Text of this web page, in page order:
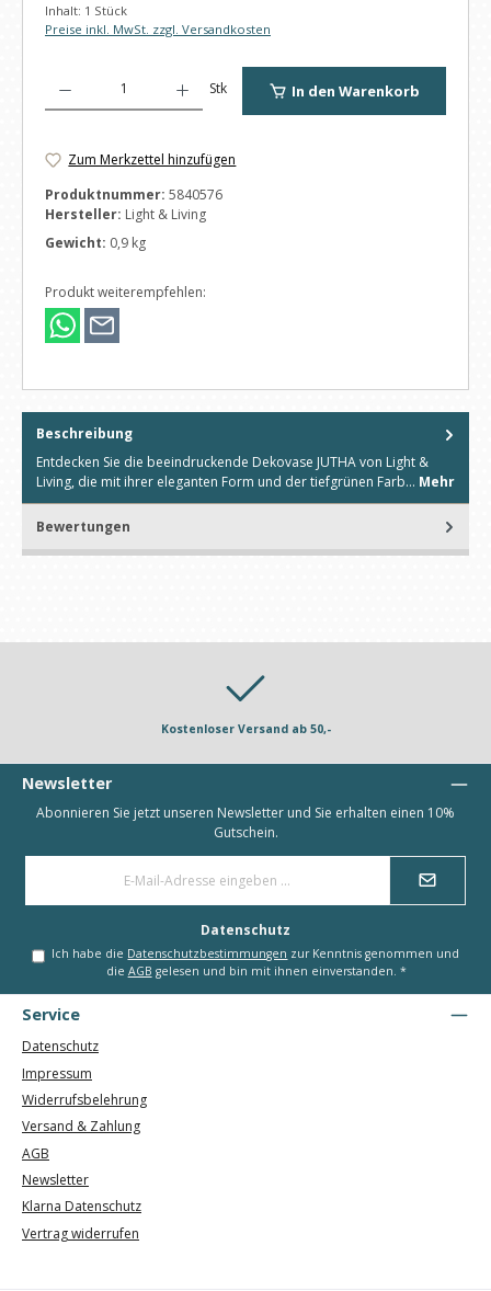
Inhalt: 1 Stück
Preise inkl. MwSt. zzgl. Versandkosten
Stk In den Warenkorb
Zum Merkzettel hinzufügen
Produktnummer: 5840576
Hersteller: Light & Living
Gewicht: 0,9 kg
Produkt weiterempfehlen:
Beschreibung
Entdecken Sie die beeindruckende Dekovase JUTHA von Light &
Living, die mit ihrer eleganten Form und der tiefgrünen Farb… Mehr
Bewertungen
Kostenloser Versand ab 50,-
Newsletter
Abonnieren Sie jetzt unseren Newsletter und Sie erhalten einen 10%
Gutschein.
Datenschutz
Ich habe die Datenschutzbestimmungen zur Kenntnis genommen und
die AGB gelesen und bin mit ihnen einverstanden. *
Service
Datenschutz
Impressum
Widerrufsbelehrung
Versand & Zahlung
AGB
Newsletter
Klarna Datenschutz
Vertrag widerrufen